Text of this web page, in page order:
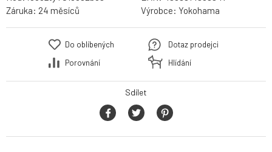
Záruka: 24 měsíců Výrobce: Yokohama
Do oblíbených
Porovnání
Dotaz prodejci
Hlídání
Sdílet